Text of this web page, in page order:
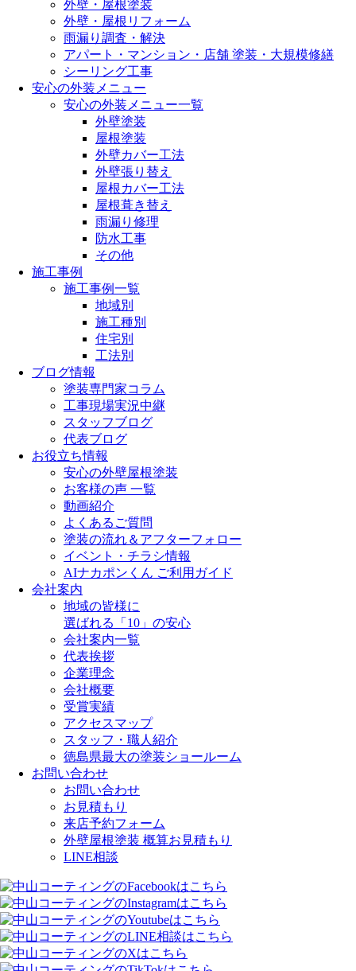
外壁・屋根塗装
外壁・屋根リフォーム
雨漏り調査・解決
アパート・マンション・店舗 塗装・大規模修繕
シーリング工事
安心の外装メニュー
安心の外装メニュー一覧
外壁塗装
屋根塗装
外壁カバー工法
外壁張り替え
屋根カバー工法
屋根葺き替え
雨漏り修理
防水工事
その他
施工事例
施工事例一覧
地域別
施工種別
住宅別
工法別
ブログ情報
塗装専門家コラム
工事現場実況中継
スタッフブログ
代表ブログ
お役立ち情報
安心の外壁屋根塗装
お客様の声 一覧
動画紹介
よくあるご質問
塗装の流れ＆アフターフォロー
イベント・チラシ情報
AIナカポンくん ご利用ガイド
会社案内
地域の皆様に
選ばれる「10」の安心
会社案内一覧
代表挨拶
企業理念
会社概要
受賞実績
アクセスマップ
スタッフ・職人紹介
徳島県最大の塗装ショールーム
お問い合わせ
お問い合わせ
お見積もり
来店予約フォーム
外壁屋根塗装 概算お見積もり
LINE相談